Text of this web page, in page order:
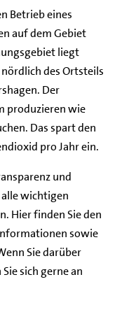
Betrieb eines
auf dem Gebiet
liegt
des Ortsteils
Der
produzieren wie
Das spart den
pro Jahr ein.
und
wichtigen
Hier finden Sie den
sowie
Sie darüber
sich gerne an